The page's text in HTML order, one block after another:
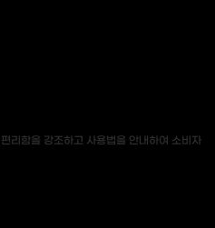
리함을 강조하고 사용법을 안내하여 소비자